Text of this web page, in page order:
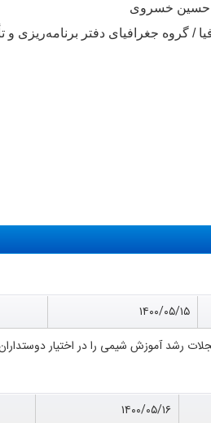
/ حسین خسروی
/ گروه جغرافیای دفتر برنامه‌ریزی
۱۴۰۰/۰۵/۱۵
۱۴۰۰/۰۵/۱۶